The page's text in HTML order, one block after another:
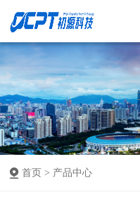
首页 > 产品中心